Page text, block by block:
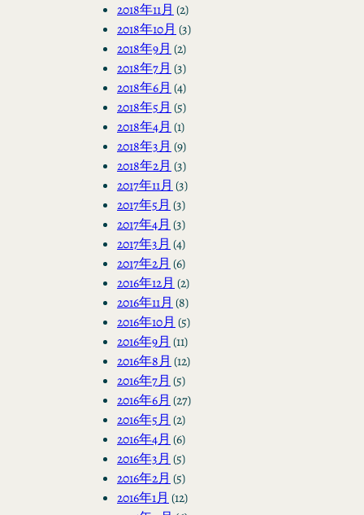
2018年11月 (2)
2018年10月 (3)
2018年9月 (2)
2018年7月 (3)
2018年6月 (4)
2018年5月 (5)
2018年4月 (1)
2018年3月 (9)
2018年2月 (3)
2017年11月 (3)
2017年5月 (3)
2017年4月 (3)
2017年3月 (4)
2017年2月 (6)
2016年12月 (2)
2016年11月 (8)
2016年10月 (5)
2016年9月 (11)
2016年8月 (12)
2016年7月 (5)
2016年6月 (27)
2016年5月 (2)
2016年4月 (6)
2016年3月 (5)
2016年2月 (5)
2016年1月 (12)